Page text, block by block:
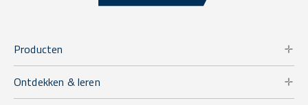
Producten
Ontdekken & leren